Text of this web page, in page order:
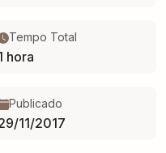
Tempo Total
hora
Publicado
11/2017